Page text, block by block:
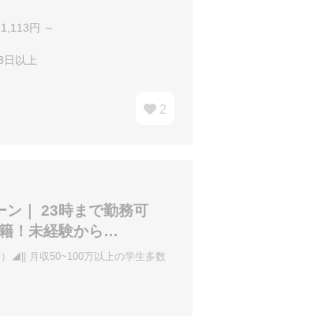
円 ～
日以上
2
｜ 23時まで勤務可
！未経験から…
◢|| 月収50~100万以上の学生多数